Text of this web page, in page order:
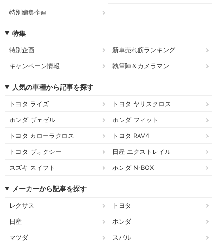
特別編集企画
特集
特別企画 新車売れ筋ランキング
キャンペーン情報 執筆陣＆カメラマン
人気の車種から記事を探す
トヨタ ライズ トヨタ ヤリスクロス
ホンダ ヴェゼル ホンダ フィット
トヨタ カローラクロス トヨタ RAV4
トヨタ ヴォクシー 日産 エクストレイル
スズキ スイフト ホンダ N-BOX
メーカーから記事を探す
レクサス トヨタ
日産 ホンダ
マツダ スバル